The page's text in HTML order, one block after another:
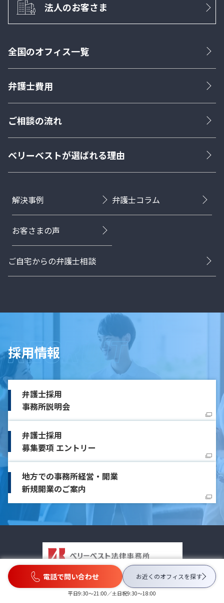
電話で問い合わせ お近くのオフィスを探す
平日9:30〜21:00／土日祝9:30〜18:00
法人のお客さま
全国のオフィス一覧
弁護士費用
ご相談の流れ
ベリーベストが選ばれる理由
解決事例 弁護士コラム
お客さまの声
ご自宅からの弁護士相談
採用情報
弁護士採用
事務所説明会
弁護士採用
募集要項 エントリー
地方での事務所経営・開業
新規開業のご案内